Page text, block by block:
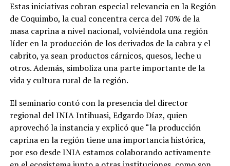
Estas iniciativas cobran especial relevancia en la Región
de Coquimbo, la cual concentra cerca del 70% de la
masa caprina a nivel nacional, volviéndola una región
líder en la producción de los derivados de la cabra y el
cabrito, ya sean productos cárnicos, quesos, leche u
otros. Además, simboliza una parte importante de la
vida y cultura rural de la región.
El seminario contó con la presencia del director
regional del INIA Intihuasi, Edgardo Díaz, quien
aprovechó la instancia y explicó que “la producción
caprina en la región tiene una importancia histórica,
por eso desde INIA estamos colaborando activamente